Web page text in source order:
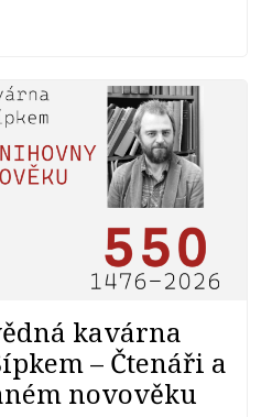
kavárna
– Čtenáři a
novověku